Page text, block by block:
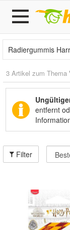
3 Artikel zum Thema
entfernt
Filter